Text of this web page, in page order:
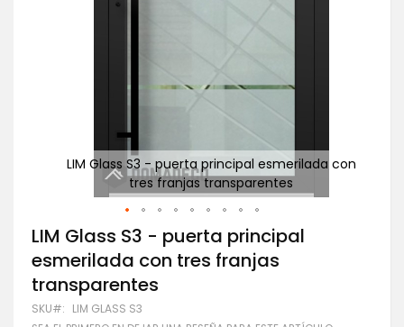
LIM Glass S3 - puerta principal esmerilada con
tres franjas transparentes
Saltar
al
comienzo
de
la
galería
de
LIM Glass S3 - puerta principal
esmerilada con tres franjas
transparentes
SKU LIM GLASS S3